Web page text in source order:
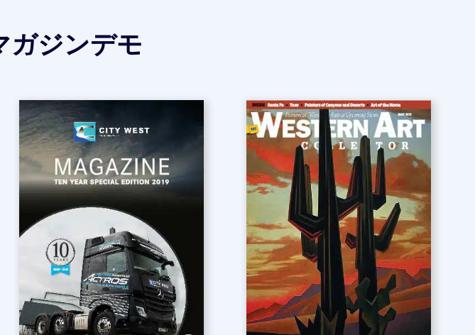
ガジンデモ